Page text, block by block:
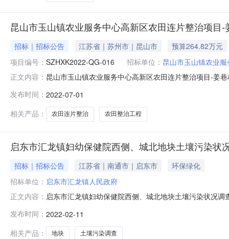
昆山市玉山镇农业服务中心高新区农田连片整治项目
招标｜招标公告 江苏省｜苏州市｜昆山市
预算264.82万元
项目编号： SZHXK2022-QG-016 招标单位： 昆山市玉山镇农业
正文内容： 昆山市玉山镇农业服务中心高新区农田连片整治项目-姜
04日至2022年07月08日每日上午:9:00至11:30下午
发布时间： 2022-07-01
相关产品：
农田连片整治 农田整治工程
启东市汇龙镇妇幼保健院西侧、城北地块土壤污染状
招标｜招标公告 江苏省｜南通市｜启东市
环保绿化
招标单位： 启东市汇龙镇人民政府
正文内容： 启东市汇龙镇妇幼保健院西侧、城北地块土壤污染状况
（￥150000.00元），供应商所报投标报价等于或大于
并能够承担完全民事责任的独立法人，没
发布时间： 2022-02-11
相关产品：
地块 土壤污染调查